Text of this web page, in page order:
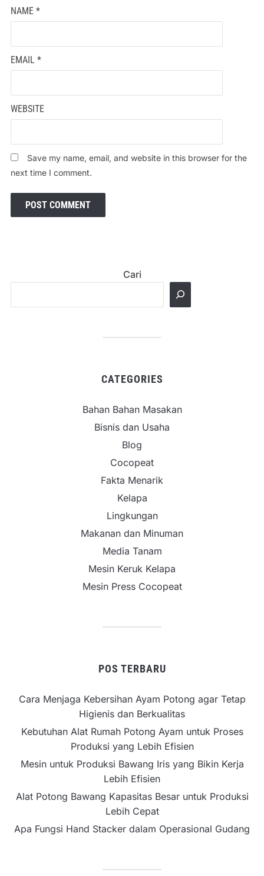
NAME *
EMAIL *
WEBSITE
Save my name, email, and website in this browser for the
next time I comment.
Cari
CATEGORIES
Bahan Bahan Masakan
Bisnis dan Usaha
Blog
Cocopeat
Fakta Menarik
Kelapa
Lingkungan
Makanan dan Minuman
Media Tanam
Mesin Keruk Kelapa
Mesin Press Cocopeat
POS TERBARU
Cara Menjaga Kebersihan Ayam Potong agar Tetap
Higienis dan Berkualitas
Kebutuhan Alat Rumah Potong Ayam untuk Proses
Produksi yang Lebih Efisien
Mesin untuk Produksi Bawang Iris yang Bikin Kerja
Lebih Efisien
Alat Potong Bawang Kapasitas Besar untuk Produksi
Lebih Cepat
Apa Fungsi Hand Stacker dalam Operasional Gudang